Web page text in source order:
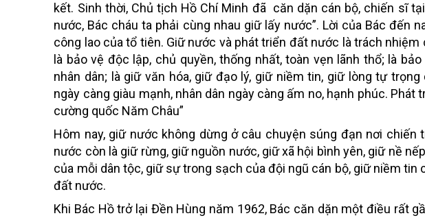
kết. Sinh thời, Chủ tịch Hồ Chí Minh đã căn dặn cán bộ, chiến sĩ
nước, Bác cháu ta phải cùng nhau giữ lấy nước”. Lời của Bác đến
công lao của tổ tiên. Giữ nước và phát triển đất nước là trách
là bảo vệ độc lập, chủ quyền, thống nhất, toàn vẹn lãnh thổ; là
nhân dân; là giữ văn hóa, giữ đạo lý, giữ niềm tin, giữ lòng tự
ngày càng giàu mạnh, nhân dân ngày càng ấm no, hạnh phúc.
cường quốc Năm Châu”
Hôm nay, giữ nước không dừng ở câu chuyện súng đạn nơi
nước còn là giữ rừng, giữ nguồn nước, giữ xã hội bình yên, giữ nề
của mỗi dân tộc, giữ sự trong sạch của đội ngũ cán bộ, giữ niềm tin
đất nước.
Khi Bác Hồ trở lại Đền Hùng năm 1962, Bác căn dặn một điều rất